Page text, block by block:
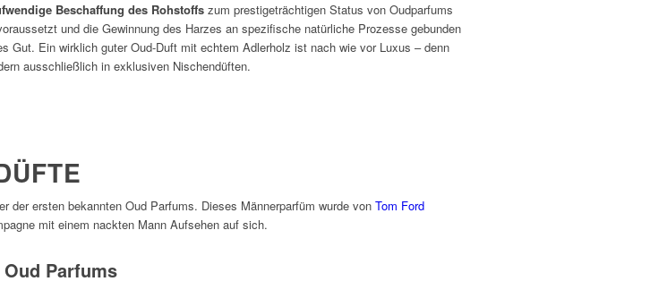
Beschaffung des Rohstoffs zum prestigeträchtigen Status von Oudparfums
und die Gewinnung des Harzes an spezifische natürliche Prozesse gebunden
Gut. Ein wirklich guter Oud-Duft mit echtem Adlerholz ist nach wie vor Luxus – denn
ausschließlich in exklusiven Nischendüften.
der ersten bekannten Oud Parfums. Dieses Männerparfüm wurde von Tom Ford
mit einem nackten Mann Aufsehen auf sich.
Parfums